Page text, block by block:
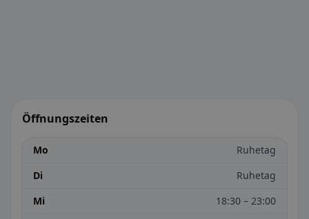
Öffnungszeiten
Mo
Ruhetag
Di
Ruhetag
Mi
18:30 – 23:00